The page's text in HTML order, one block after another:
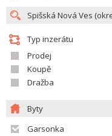
Typ inzerátu
Prodej
Koupě
Dražba
Byty
Garsonka